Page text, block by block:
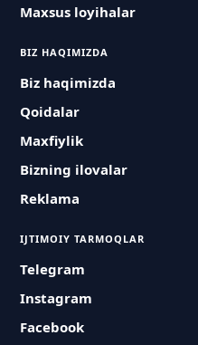
Maxsus loyihalar
BIZ HAQIMIZDA
Biz haqimizda
Qoidalar
Maxfiylik
Bizning ilovalar
Reklama
IJTIMOIY TARMOQLAR
Telegram
Instagram
Facebook